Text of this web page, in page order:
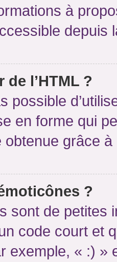
à
depuis
l’HTML ?
possible
en forme qui
grâce à
?
sont de petites
code court et
exemple, « :) »